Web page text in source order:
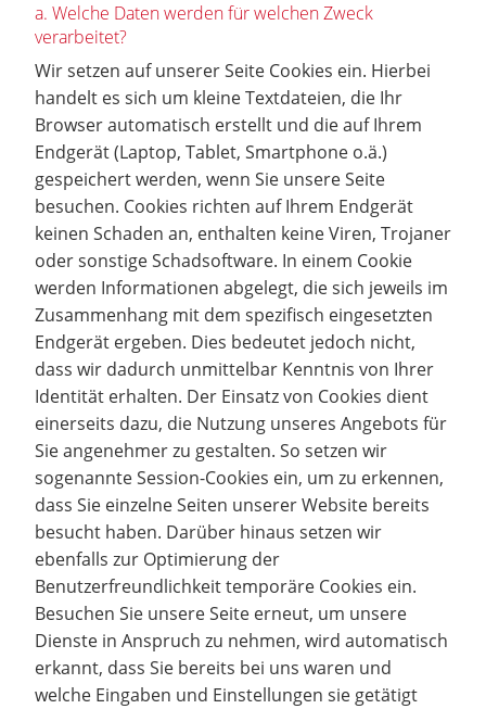
a. Welche Daten werden für welchen Zweck
verarbeitet?
Wir setzen auf unserer Seite Cookies ein. Hierbei
handelt es sich um kleine Textdateien, die Ihr
Browser automatisch erstellt und die auf Ihrem
Endgerät (Laptop, Tablet, Smartphone o.ä.)
gespeichert werden, wenn Sie unsere Seite
besuchen. Cookies richten auf Ihrem Endgerät
keinen Schaden an, enthalten keine Viren, Trojaner
oder sonstige Schadsoftware. In einem Cookie
werden Informationen abgelegt, die sich jeweils im
Zusammenhang mit dem spezifisch eingesetzten
Endgerät ergeben. Dies bedeutet jedoch nicht,
dass wir dadurch unmittelbar Kenntnis von Ihrer
Identität erhalten. Der Einsatz von Cookies dient
einerseits dazu, die Nutzung unseres Angebots für
Sie angenehmer zu gestalten. So setzen wir
sogenannte Session-Cookies ein, um zu erkennen,
dass Sie einzelne Seiten unserer Website bereits
besucht haben. Darüber hinaus setzen wir
ebenfalls zur Optimierung der
Benutzerfreundlichkeit temporäre Cookies ein.
Besuchen Sie unsere Seite erneut, um unsere
Dienste in Anspruch zu nehmen, wird automatisch
erkannt, dass Sie bereits bei uns waren und
welche Eingaben und Einstellungen sie getätigt